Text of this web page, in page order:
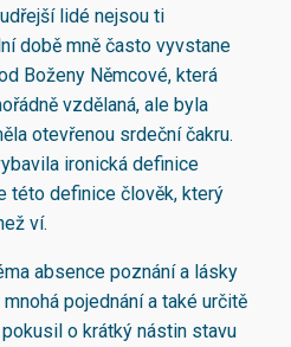
lidé nejsou ti
době mně často vyvstane
Boženy Němcové, která
vzdělaná, ale byla
otevřenou srdeční čakru.
ironická definice
této definice člověk, který
ví.
absence poznání a lásky
pojednání a také určitě
o krátký nástin stavu